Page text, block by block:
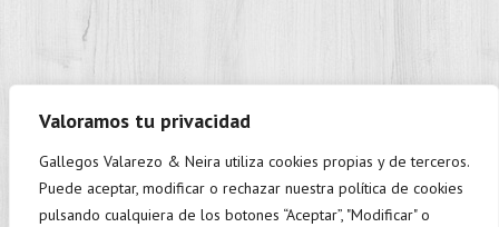
Valoramos tu privacidad
Gallegos Valarezo & Neira utiliza cookies propias y de terceros.
Puede aceptar, modificar o rechazar nuestra política de cookies
pulsando cualquiera de los botones “Aceptar”, "Modificar" o
+593 98 937 9888
Monday to Friday: 9:00 - 18:00.